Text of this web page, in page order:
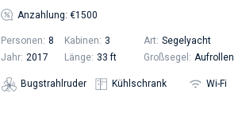
Anzahlung: €1500
Personen: 8 Kabinen: 3 Art: Segelyacht
Jahr: 2017 Länge: 33 ft Großsegel: Aufrollen
Bugstrahlruder Kühlschrank Wi-Fi